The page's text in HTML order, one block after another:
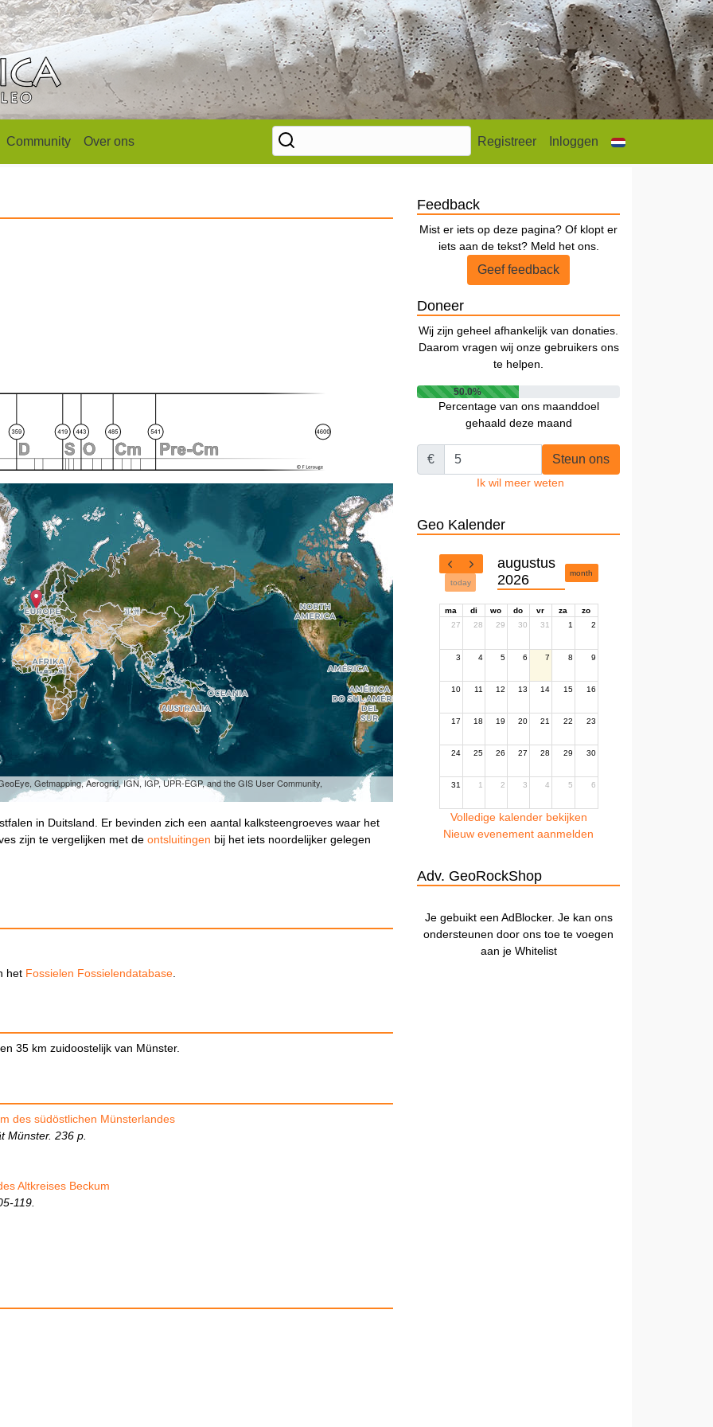
Community Over ons Registreer Inloggen
Getmapping, Aerogrid, IGN, IGP, UPR-EGP, and the GIS User Community,
in Duitsland. Er bevinden zich een aantal kalksteengroeves waar het
zijn te vergelijken met de ontsluitingen bij het iets noordelijker gelegen
het Fossielen Fossielendatabase
35 km zuidoostelijk van Münster.
des südöstlichen Münsterlandes
Münster. 236 p.
Altkreises Beckum
119.
Feedback
Mist er iets op deze pagina? Of klopt er
iets aan de tekst? Meld het ons.
Geef feedback
Doneer
Wij zijn geheel afhankelijk van donaties.
Daarom vragen wij onze gebruikers ons
te helpen.
50.0%
Percentage van ons maanddoel
gehaald deze maand
€ Steun ons
Ik wil meer weten
Geo Kalender
today
augustus
2026
month
ma di wo do vr za
zo
27
28 29 30 31 1 2
3 4 5 6 7 8 9
10 11 12 13 14 15 16
17 18 19 20 21 22 23
24 25 26 27 28 29 30
31 1 2 3 4 5 6
Volledige kalender bekijken
Nieuw evenement aanmelden
Adv. GeoRockShop
Je gebuikt een AdBlocker. Je kan ons
ondersteunen door ons toe te voegen
aan je Whitelist